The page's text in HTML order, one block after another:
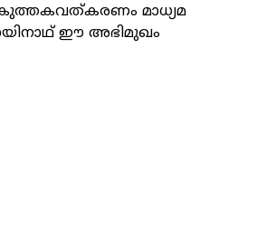
കുത്തകവത്കരണം മാധ്യമ
ഈ അഭിമുഖം